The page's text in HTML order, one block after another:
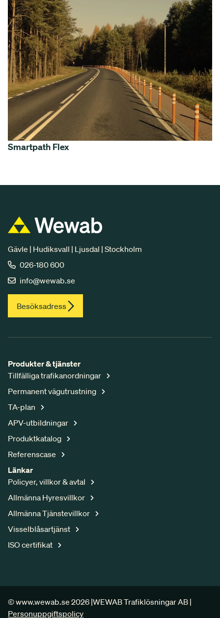
Smartpath Flex
Gävle | Hudiksvall | Ljusdal | Stockholm
026-180 600
info@wewab.se
Besöksadress
Produkter & tjänster
Tillfälliga trafikanordningar
Permanent vägutrustning
TA-plan
APV-utbildningar
Produktkatalog
Referenscase
Länkar
Policyer, villkor & avtal
Allmänna Hyresvillkor
Allmänna Tjänstevillkor
Visselblåsartjänst
ISO certifikat
© www.wewab.se 2026 |WEWAB Trafiklösningar AB |
Personuppgiftspolicy